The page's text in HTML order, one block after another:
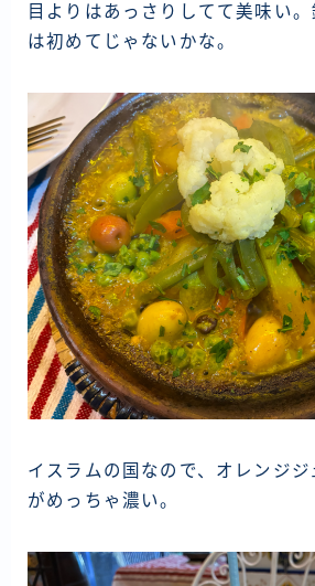
目よりはあっさりしてて美味い
は初めてじゃないかな。
イスラムの国なので、オレンジジ
がめっちゃ濃い。